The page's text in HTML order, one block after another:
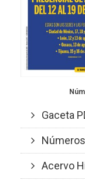
Gaceta
Acervo